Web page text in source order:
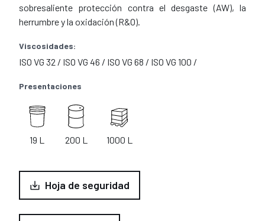
sobresaliente protección contra el desgaste (AW), la
herrumbre y la oxidación (R&O).
Viscosidades:
ISO VG 32 / ISO VG 46 / ISO VG 68 / ISO VG 100 /
Presentaciones
19 L 200 L 1000 L
Hoja de seguridad